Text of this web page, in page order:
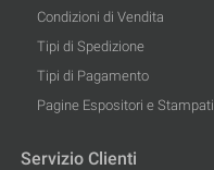
Condizioni di Vendita
Tipi di Spedizione
Tipi di Pagamento
Pagine Espositori e Stampati
Servizio Clienti